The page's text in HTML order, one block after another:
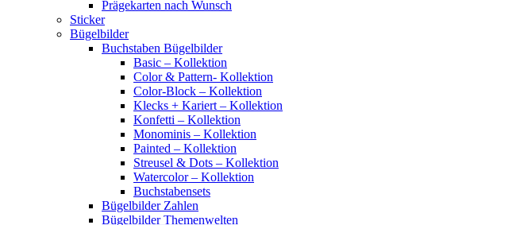
Prägekarten nach Wunsch
Sticker
Bügelbilder
Buchstaben Bügelbilder
Basic – Kollektion
Color & Pattern- Kollektion
Color-Block – Kollektion
Klecks + Kariert – Kollektion
Konfetti – Kollektion
Monominis – Kollektion
Painted – Kollektion
Streusel & Dots – Kollektion
Watercolor – Kollektion
Buchstabensets
Bügelbilder Zahlen
Bügelbilder Themenwelten